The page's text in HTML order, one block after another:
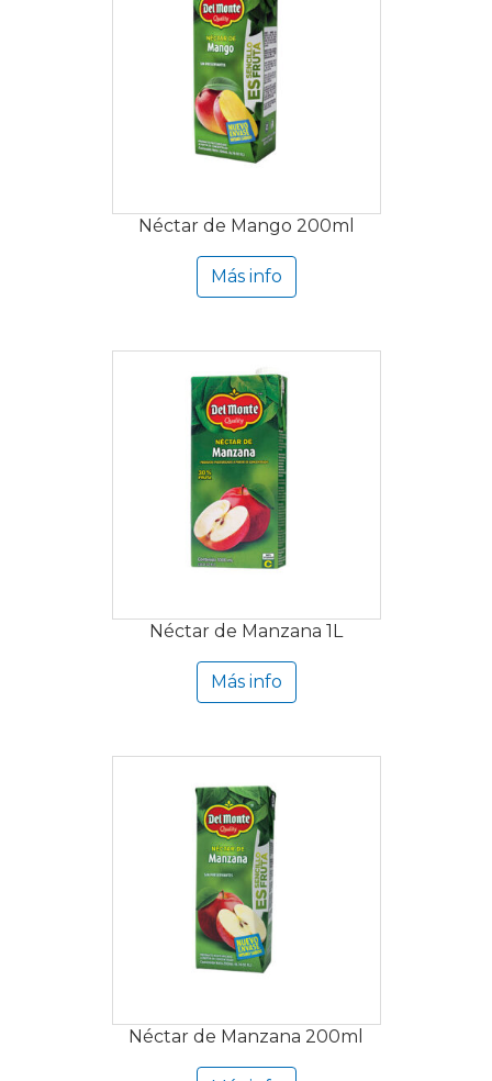
Néctar de Mango 200ml
Más info
Néctar de Manzana 1L
Más info
Néctar de Manzana 200ml